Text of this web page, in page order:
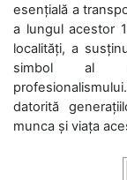
esențială a
a lungul acestor
localități, a
simbol al
datorită
munca și viața